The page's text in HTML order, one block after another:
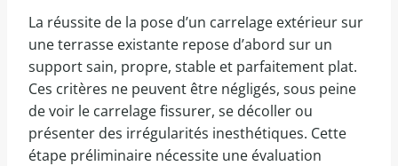
La réussite de la pose d’un carrelage extérieur sur
une terrasse existante repose d’abord sur un
support sain, propre, stable et parfaitement plat.
Ces critères ne peuvent être négligés, sous peine
de voir le carrelage fissurer, se décoller ou
présenter des irrégularités inesthétiques. Cette
étape préliminaire nécessite une évaluation